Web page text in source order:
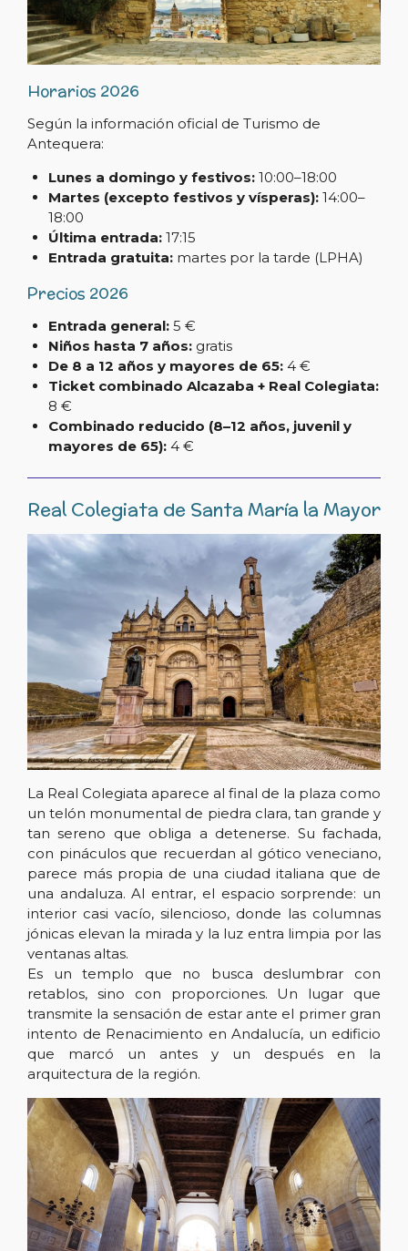
Horarios 2026
Según la información oficial de Turismo de
Antequera:
Lunes a domingo y festivos:10:00–18:00
Martes (excepto festivos y vísperas):14:00–
18:00
Última entrada:17:15
Entrada gratuita:martes por la tarde (LPHA)
Precios 2026
Entrada general:5 €
Niños hasta 7 años:gratis
De 8 a 12 años y mayores de 65:4 €
Ticket combinado Alcazaba + Real Colegiata:
8 €
Combinado reducido (8–12 años, juvenil y
mayores de 65):4 €
Real Colegiata de Santa María la Mayor
La Real Colegiata aparece al final de la plaza como
un telón monumental de piedra clara, tan grande y
tan sereno que obliga a detenerse. Su fachada,
con pináculos que recuerdan al gótico veneciano,
parece más propia de una ciudad italiana que de
una andaluza. Al entrar, el espacio sorprende: un
interior casi vacío, silencioso, donde las columnas
jónicas elevan la mirada y la luz entra limpia por las
ventanas altas.
Es un templo que no busca deslumbrar con
retablos, sino con proporciones. Un lugar que
transmite la sensación de estar ante el primer gran
intento de Renacimiento en Andalucía, un edificio
que marcó un antes y un después en la
arquitectura de la región.